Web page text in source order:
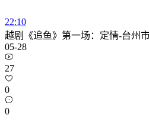
22:10
越剧《追鱼》第一场：定情-台州
05-28
27
0
0